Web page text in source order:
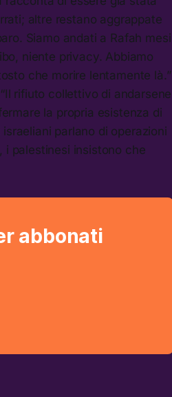
altre restano aggrappate
Siamo andati a Rafah mesi
niente privacy. Abbiamo
che morire lentamente là.”
rifiuto collettivo di andarsene
la propria esistenza di
parlano di operazioni
i palestinesi insistono che
abbonati